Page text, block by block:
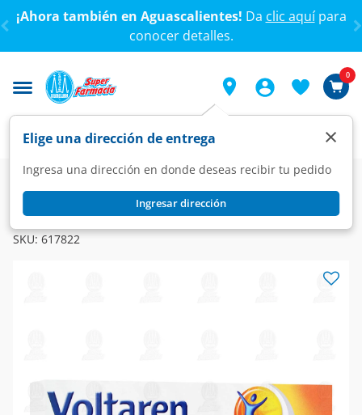
< div class="carousel-inner">
¡Ahora también en Aguascalientes! Da clic aquípara
conocer detalles.
Elige una dirección de entrega
Ingresa una dirección en donde deseas recibir tu pedido
Ingresar dirección
×
0
Farmacia Medicina Dolor Analgésicos
Voltaren Emulgel 1.16% Gel, 50 gr.
SKU: 617822